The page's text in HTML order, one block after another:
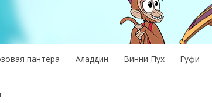
пантера Аладдин Винни-Пух Гуфи